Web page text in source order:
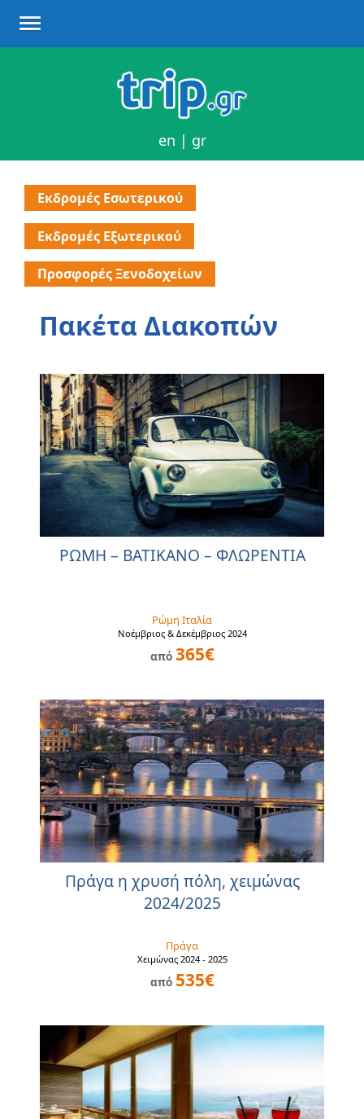
en | gr
Εκδρομές Εσωτερικού
Εκδρομές Εξωτερικού
Προσφορές Ξενοδοχείων
Πακέτα Διακοπών
ΡΩΜΗ – ΒΑΤΙΚΑΝΟ – ΦΛΩΡΕΝΤΙΑ
Ρώμη Ιταλία
Νοέμβριος & Δεκέμβριος 2024
από 365€
Πράγα η χρυσή πόλη, χειμώνας
2024/2025
Πράγα
Χειμώνας 2024 - 2025
από 535€